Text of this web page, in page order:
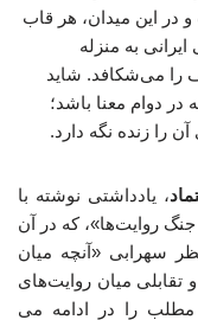
در این میدان، هر قاب
به منزله
را می‌شکافد. شاید
دوام معنا باشد؛
را زنده نگه دارد.
، یادداشتی نوشته با
جنگ روایت‌ها»، که در آن
سهرابی «آنچه میان
و تقابلی میان روایت‌های
را در ادامه می